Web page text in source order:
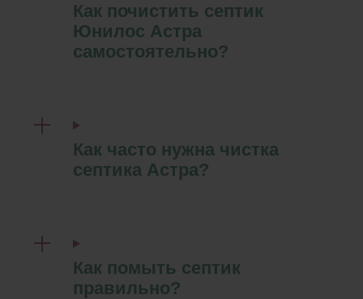
Как почистить септик
Юнилос Астра
самостоятельно?
Как часто нужна чистка
септика Астра?
Как помыть септик
правильно?